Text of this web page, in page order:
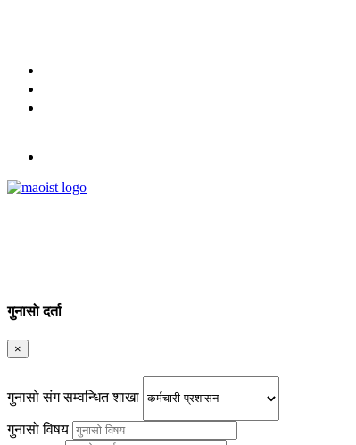
गुनासो दर्ता
×
गुनासो संग सम्वन्धित शाखा
गुनासो विषय